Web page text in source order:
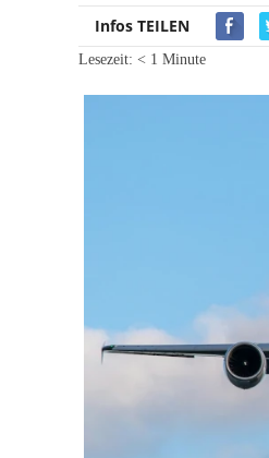
Infos TEILEN
Lesezeit: < 1 Minute